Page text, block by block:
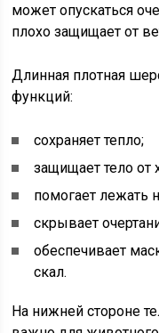
может опускаться
плохо защищает от
Длинная плотная
функций:
сохраняет тепло;
защищает тело от
помогает лежать
скрывает
обеспечивает
скал.
На нижней стороне